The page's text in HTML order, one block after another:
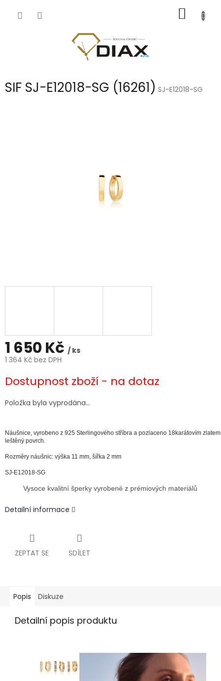
KOŠÍK
SIF SJ-E12018-SG (16261) SJ-E12018-SG
1 650 Kč / ks
1 364 Kč bez DPH
cena:
Dostupnost zboží - na dotaz
Položka byla vyprodána…
Náušnice, vyrobeno z 925 Sterlingového stříbra a pozlaceno 18karátovím
leštěný povrch.
Rozměry náušnic: výška 11 mm, šířka 2 mm
SJ-E12018-SG
Vysoce kvalitní šperky vyrobené z prémiových materiálů
Detailní informace
ZEPTAT SE SDÍLET
Popis Diskuze
Detailní popis produktu